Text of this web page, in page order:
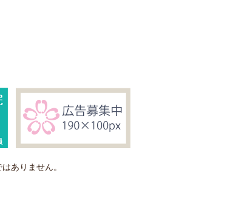
ありません。